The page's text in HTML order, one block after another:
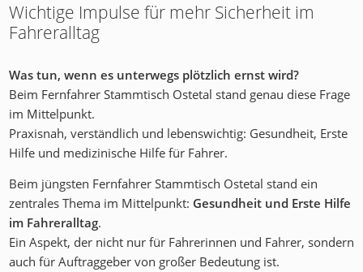
Wichtige Impulse für mehr Sicherheit im
Fahreralltag
Was tun, wenn es unterwegs plötzlich ernst wird?
Beim Fernfahrer Stammtisch Ostetal stand genau diese Frage
im Mittelpunkt.
Praxisnah, verständlich und lebenswichtig: Gesundheit, Erste
Hilfe und medizinische Hilfe für Fahrer.
Beim jüngsten Fernfahrer Stammtisch Ostetal stand ein
zentrales Thema im Mittelpunkt: Gesundheit und Erste Hilfe
im Fahreralltag.
Ein Aspekt, der nicht nur für Fahrerinnen und Fahrer, sondern
auch für Auftraggeber von großer Bedeutung ist.